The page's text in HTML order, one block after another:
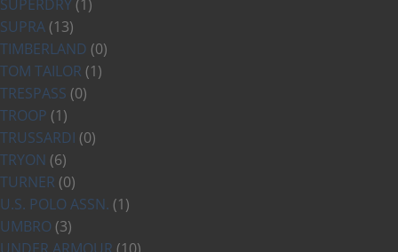
SUPERDRY (1)
SUPRA (13)
TIMBERLAND (0)
TOM TAILOR (1)
TRESPASS (0)
TROOP (1)
TRUSSARDI (0)
TRYON (6)
TURNER (0)
U.S. POLO ASSN. (1)
UMBRO (3)